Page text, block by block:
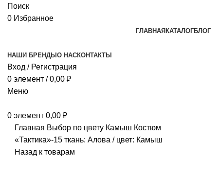
Поиск
0 Избранное
ГЛАВНАЯ КАТАЛОГБЛОГ
НАШИ БРЕНДЫ О НАСКОНТАКТЫ
Вход / Регистрация
0 элемент / 0,00 ₽
Меню
0 элемент 0,00 ₽
Главная Выбор по цвету Камыш Костюм
«Тактика»-15 ткань: Алова / цвет: Камыш
Назад к товарам